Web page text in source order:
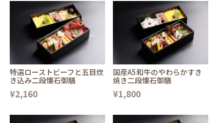
特選ローストビーフと五目炊
き込み二段懐石御膳
¥2,160
国産A5和牛のやわらかすき
焼き二段懐石御膳
¥1,800